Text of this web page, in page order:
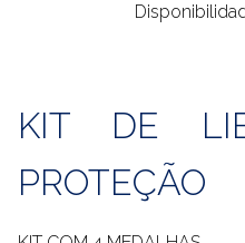
KIT DE
PROTEÇÃO